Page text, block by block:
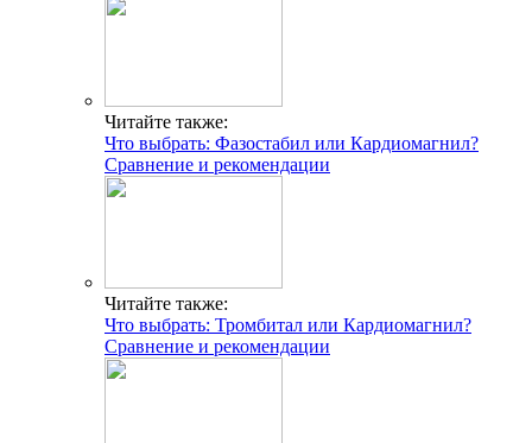
Читайте также:
Что выбрать: Фазостабил или Кардиомагнил?
Сравнение и рекомендации
Читайте также:
Что выбрать: Тромбитал или Кардиомагнил?
Сравнение и рекомендации